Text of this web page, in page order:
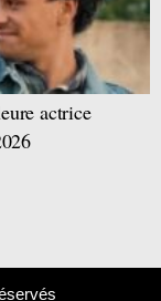
actrice